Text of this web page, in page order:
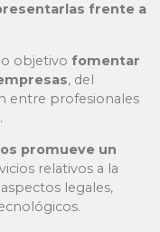
frente a
objetivo fomentar
, del
entre profesionales
promueve un
relativos a la
legales,